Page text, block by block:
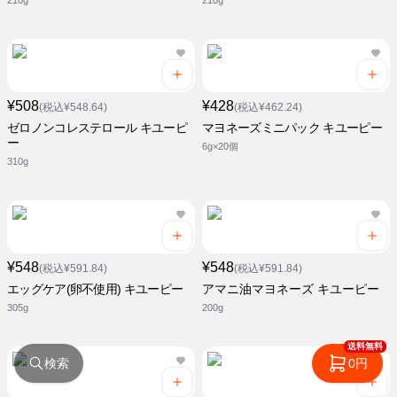
¥508(税込¥548.64)
ゼロノンコレステロール キユーピ
ー
310g
¥428(税込¥462.24)
マヨネーズミニパック キユーピー
6g×20個
¥548(税込¥591.84)
エッグケア(卵不使用) キユーピー
305g
¥548(税込¥591.84)
アマニ油マヨネーズ キユーピー
200g
検索
送料無料
0円